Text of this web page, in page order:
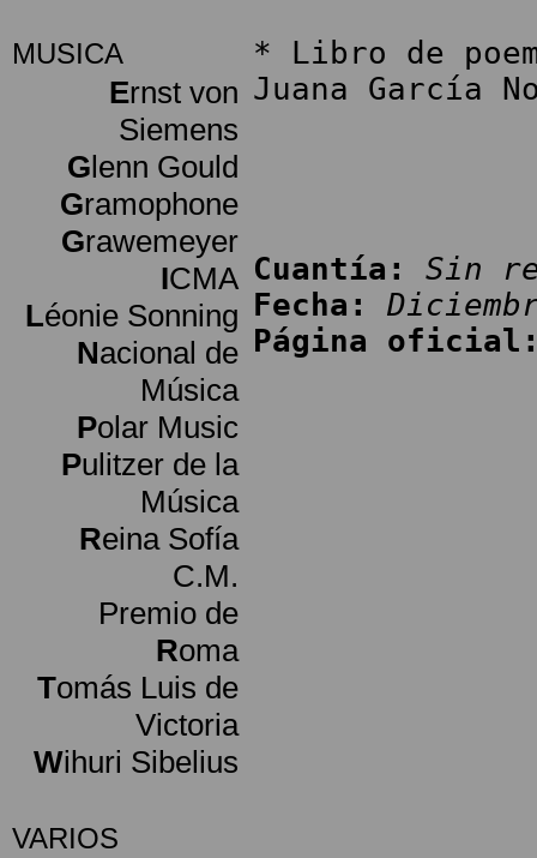
MUSICA
Ernst von
Siemens
Glenn Gould
Gramophone
Grawemeyer
ICMA
Léonie Sonning
Nacional de
Música
Polar Music
Pulitzer de la
Música
Reina Sofía
C.M.
Premio de
Roma
Tomás Luis de
Victoria
Wihuri Sibelius
VARIOS
* Libro de
Juana García
Cuantía:
Sin
Fecha:
Página